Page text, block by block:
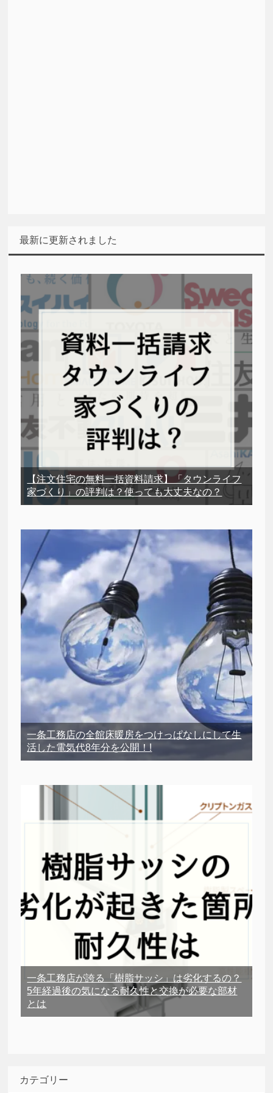
最新に更新されました
【注文住宅の無料一括資料請求】「タウンライフ
家づくり」の評判は？使っても大丈夫なの？
一条工務店の全館床暖房をつけっぱなしにして生
活した電気代8年分を公開！!
一条工務店が誇る「樹脂サッシ」は劣化するの？
5年経過後の気になる耐久性と交換が必要な部材
とは
カテゴリー